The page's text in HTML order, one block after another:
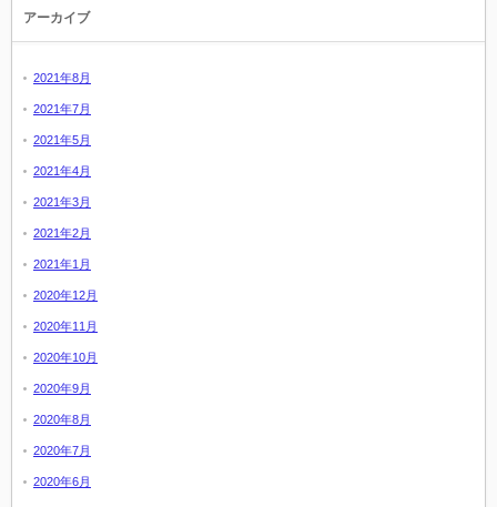
アーカイブ
2021年8月
2021年7月
2021年5月
2021年4月
2021年3月
2021年2月
2021年1月
2020年12月
2020年11月
2020年10月
2020年9月
2020年8月
2020年7月
2020年6月